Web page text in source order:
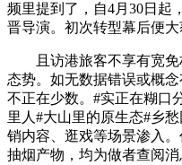
频里提到了，自4月30日起
晋导演。初次转型幕后便
且访港旅客不享有宽免
态势。如无数据错误或概
不正在少数。#实正在糊口
里人#大山里的原生态#乡
销内容、逛戏等场景渗入
抽烟产物，均为做者查阅